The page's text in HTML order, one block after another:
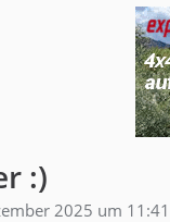
:)
2025 um 11:41